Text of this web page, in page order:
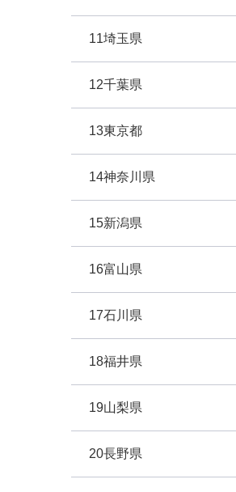
11埼玉県
12千葉県
13東京都
14神奈川県
15新潟県
16富山県
17石川県
18福井県
19山梨県
20長野県